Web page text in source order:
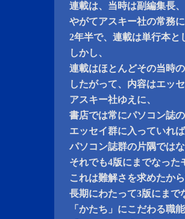
連載は、当時は副編集長、
やがてアスキー社の常務
2年半で、連載は単行本と
しかし、
連載はほとんどその当時
したがって、内容はエッ
アスキー社ゆえに、
書店では常にパソコン誌
エッセイ群に入っていれ
パソコン誌群の片隅では
それでも4版にまでなった
これは難解さを求めたか
長期にわたって3版にまで
「かたち」にこだわる職能